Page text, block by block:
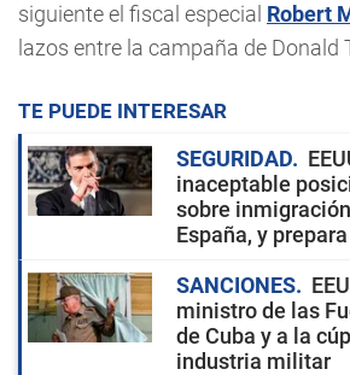
siguiente el fiscal especial Robert
lazos entre la campaña de Donald
TE PUEDE INTERESAR
SEGURIDAD
inaceptable
sobre
España, y
SANCIONES
ministro de las
de Cuba y a la
industria militar